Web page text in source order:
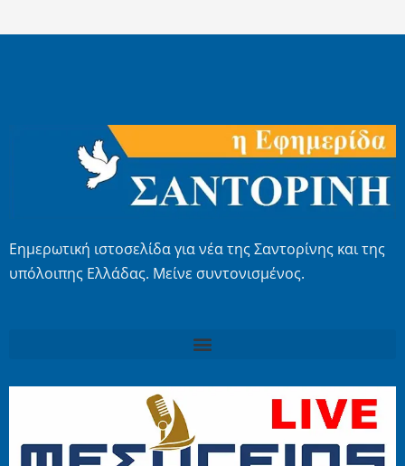
Εημερωτική ιστοσελίδα για νέα της Σαντορίνης και της
υπόλοιπης Ελλάδας. Μείνε συντονισμένος.